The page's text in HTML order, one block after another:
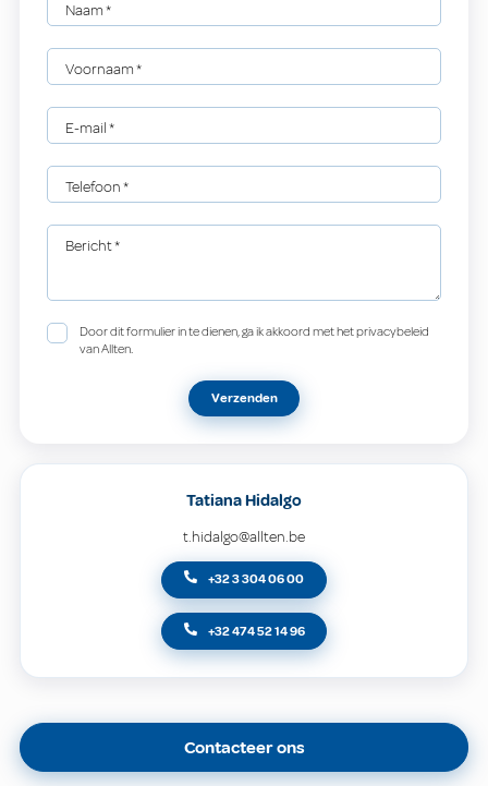
Naam*
Voornaam*
E-mail*
Telefoon*
Bericht*
Door dit formulier in te dienen, ga ik akkoord met het privacybeleid
van Allten.
Verzenden
Tatiana Hidalgo
t.hidalgo@allten.be
+32 3 304 06 00
+32 474 52 14 96
Contacteer ons